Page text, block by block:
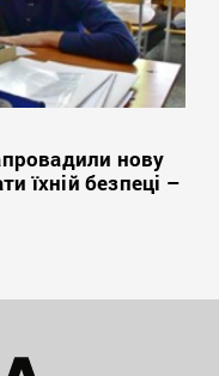
нову
їхній безпеці –